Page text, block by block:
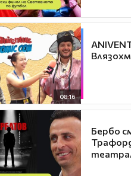
08:16
Бербо